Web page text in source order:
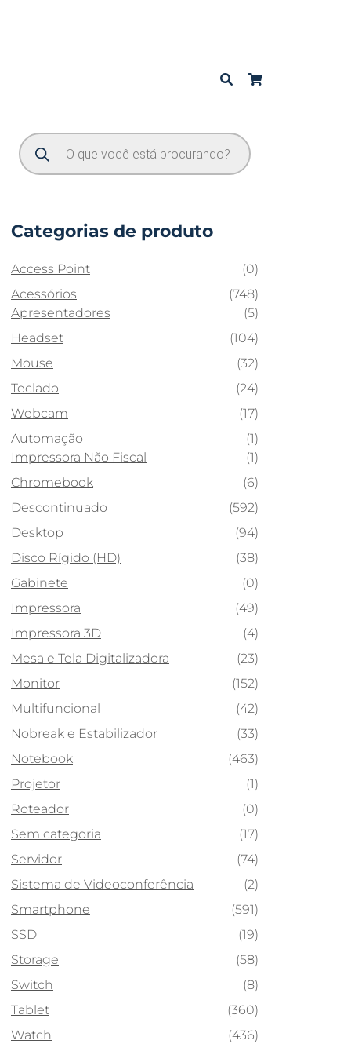
Categorias de produto
Access Point
(0)
Acessórios
(748)
Apresentadores
(5)
Headset
(104)
Mouse
(32)
Teclado
(24)
Webcam
(17)
Automação
(1)
Impressora Não Fiscal
(1)
Chromebook
(6)
Descontinuado
(592)
Desktop
(94)
Disco Rígido (HD)
(38)
Gabinete
(0)
Impressora
(49)
Impressora 3D
(4)
Mesa e Tela Digitalizadora
(23)
Monitor
(152)
Multifuncional
(42)
Nobreak e Estabilizador
(33)
Notebook
(463)
Projetor
(1)
Roteador
(0)
Sem categoria
(17)
Servidor
(74)
Sistema de Videoconferência
(2)
Smartphone
(591)
SSD
(19)
Storage
(58)
Switch
(8)
Tablet
(360)
Watch
(436)